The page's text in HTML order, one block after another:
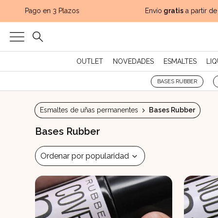
Pago en 3 Plazos Envíogratisa partir de
OUTLET NOVEDADES ESMALTES
BASES RUBBER
Esmaltes de uñas permanentes Bases Rubber
Bases Rubber